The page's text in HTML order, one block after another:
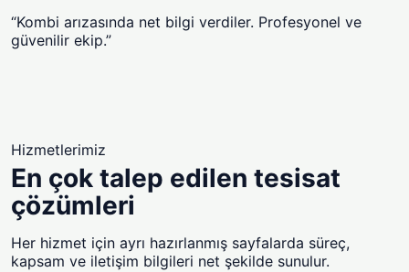
“Kombi arızasında net bilgi verdiler. Profesyonel ve
güvenilir ekip.”
Hizmetlerimiz
En çok talep edilen tesisat
çözümleri
Her hizmet için ayrı hazırlanmış sayfalarda süreç,
kapsam ve iletişim bilgileri net şekilde sunulur.